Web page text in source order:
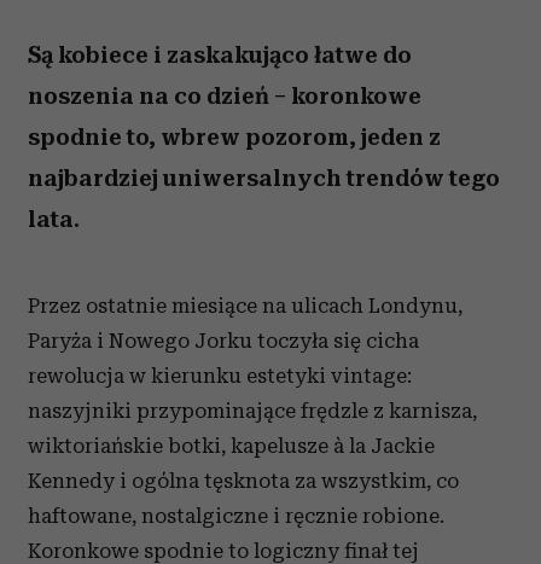
Są kobiece i zaskakująco łatwe do
noszenia na co dzień – koronkowe
spodnie to, wbrew pozorom, jeden z
najbardziej uniwersalnych trendów tego
lata.
Przez ostatnie miesiące na ulicach Londynu,
Paryża i Nowego Jorku toczyła się cicha
rewolucja w kierunku estetyki vintage:
naszyjniki przypominające frędzle z karnisza,
wiktoriańskie botki, kapelusze à la Jackie
Kennedy i ogólna tęsknota za wszystkim, co
haftowane, nostalgiczne i ręcznie robione.
Koronkowe spodnie to logiczny finał tej